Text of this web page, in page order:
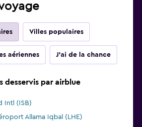
Villes populaires
aériennes J'ai de la chance
desservis par airblue
Intl (ISB)
Allama Iqbal (LHE)